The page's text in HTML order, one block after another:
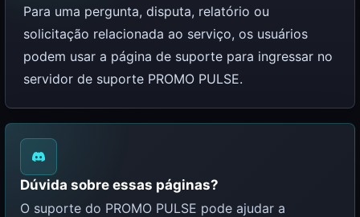
Para uma pergunta, disputa, relatório ou
solicitação relacionada ao serviço, os usuários
podem usar a página de suporte para ingressar no
servidor de suporte PROMO PULSE.
Dúvida sobre essas páginas?
O suporte do PROMO PULSE pode ajudar a